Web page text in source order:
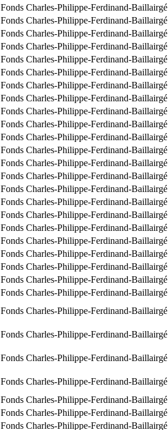
Fonds Charles-Philippe-Ferdinand-Baillairgé
Fonds Charles-Philippe-Ferdinand-Baillairgé
Fonds Charles-Philippe-Ferdinand-Baillairgé
Fonds Charles-Philippe-Ferdinand-Baillairgé
Fonds Charles-Philippe-Ferdinand-Baillairgé
Fonds Charles-Philippe-Ferdinand-Baillairgé
Fonds Charles-Philippe-Ferdinand-Baillairgé
Fonds Charles-Philippe-Ferdinand-Baillairgé
Fonds Charles-Philippe-Ferdinand-Baillairgé
Fonds Charles-Philippe-Ferdinand-Baillairgé
Fonds Charles-Philippe-Ferdinand-Baillairgé
Fonds Charles-Philippe-Ferdinand-Baillairgé
Fonds Charles-Philippe-Ferdinand-Baillairgé
Fonds Charles-Philippe-Ferdinand-Baillairgé
Fonds Charles-Philippe-Ferdinand-Baillairgé
Fonds Charles-Philippe-Ferdinand-Baillairgé
Fonds Charles-Philippe-Ferdinand-Baillairgé
Fonds Charles-Philippe-Ferdinand-Baillairgé
Fonds Charles-Philippe-Ferdinand-Baillairgé
Fonds Charles-Philippe-Ferdinand-Baillairgé
Fonds Charles-Philippe-Ferdinand-Baillairgé
Fonds Charles-Philippe-Ferdinand-Baillairgé
Fonds Charles-Philippe-Ferdinand-Baillairgé
Fonds Charles-Philippe-Ferdinand-Baillairgé
Fonds Charles-Philippe-Ferdinand-Baillairgé
Fonds Charles-Philippe-Ferdinand-Baillairgé
Fonds Charles-Philippe-Ferdinand-Baillairgé
Fonds Charles-Philippe-Ferdinand-Baillairgé
Fonds Charles-Philippe-Ferdinand-Baillairgé
Fonds Charles-Philippe-Ferdinand-Baillairgé